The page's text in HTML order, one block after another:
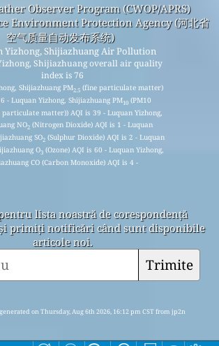
Observer Program (CWOP/APRS)
Environment Protection Agency (河北省
空气质量自动发布系统)
Yizhong, Shijiazhuang Air Pollution
Shijiazhuang overall air quality
index is 76
Shijiazhuang PM2.5 (fine particulate matter)
- Luquan Yizhong, Shijiazhuang PM10(PM10
particulate matter)) AQI is 39 - Luquan Yizhong,
NO2(Nitrogen Dioxide) AQI is 1 - Luquan
SO2 (Sulphur Dioxide) AQI is 2 - Luquan
O3(Ozone) AQI is 60 - Luquan Yizhong,
CO (Carbon Monoxide) AQI is 4 -
lista noastră de corespondență
primiți notificări când sunt disponibile
articole noi.
Trimite
on Thursday, Aug 6th 2026, 16:12 pm CST from jp2n